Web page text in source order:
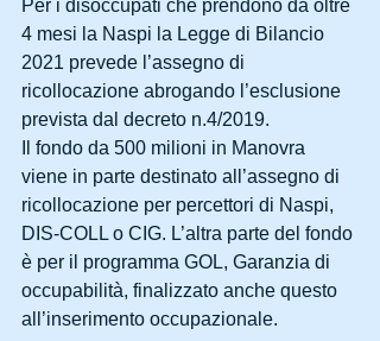
Per i disoccupati che prendono da oltre
4 mesi la Naspi la Legge di Bilancio
2021 prevede l’assegno di
ricollocazione abrogando l’esclusione
prevista dal decreto n.4/2019.
Il fondo da 500 milioni in Manovra
viene in parte destinato all’assegno di
ricollocazione per percettori di Naspi,
DIS-COLL o CIG. L’altra parte del fondo
è per il programma GOL, Garanzia di
occupabilità, finalizzato anche questo
all’inserimento occupazionale.